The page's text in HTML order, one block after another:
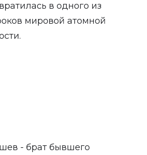
в одного из
мировой атомной
- брат бывшего